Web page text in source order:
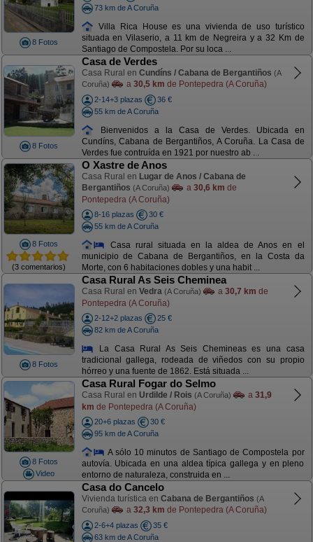
8 Fotos
73 km de A Coruña
Villa Rica House es una vivienda de uso turístico
situada en Vilaserio, a 11 km de Negreira y a 32 Km de
Santiago de Compostela. Por su loca ...
8 Fotos
Casa de Verdes
Casa Rural en Cundíns / Cabana de Bergantiños (A
Coruña)
a 30,5 km de Pontepedra (A Coruña)
2-14+3 plazas
36 €
55 km de A Coruña
Bienvenidos a la Casa de Verdes. Ubicada en
Cundíns, Cabana de Bergantiños, A Coruña. La Casa de
Verdes fue contruída en 1921 por nuestro ab ...
8 Fotos
(3 comentarios)
O Xastre de Anos
Casa Rural en Lugar de Anos / Cabana de
Bergantiños (A Coruña) a 30,6 km de
Pontepedra (A Coruña)
8-16 plazas
30 €
55 km de A Coruña
Casa rural situada en la aldea de Anos en el
municipio de Cabana de Bergantiños, en la Costa da
Morte, con 6 habitaciones dobles y una habit ...
8 Fotos
Casa Rural As Seis Cheminea
Casa Rural en Vedra (A Coruña) a 30,7 km de
Pontepedra (A Coruña)
2-12+2 plazas
25 €
82 km de A Coruña
La Casa Rural As Seis Chemineas es una casa
tradicional gallega, rodeada de viñedos con su propio
hórreo y una fuente de 1862. Está situada ...
8 Fotos
Video
Casa Rural Fogar do Selmo
Casa Rural en Urdilde / Rois (A Coruña) a 31,9
km de Pontepedra (A Coruña)
20+6 plazas
30 €
95 km de A Coruña
A sólo 10 minutos de Santiago de Compostela por
autovía. Ubicada en una aldea típica gallega y en pleno
entorno de naturaleza, construida en ...
Casa do Cancelo
Vivienda turística en Cabana de Bergantiños (A
Coruña)
a 32,3 km de Pontepedra (A Coruña)
2-6+4 plazas
35 €
63 km de A Coruña